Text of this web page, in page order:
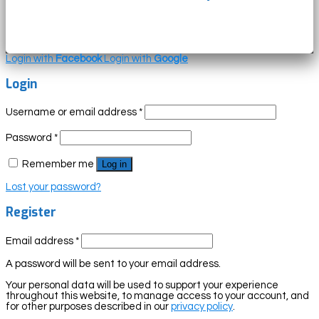
Login withFacebook Login withGoogle
Login
Username or email address *
Password *
Remember me Log in
Lost your password?
Register
Email address *
A password will be sent to your email address.
Your personal data will be used to support your experience
throughout this website, to manage access to your account, and
for other purposes described in our privacy policy.